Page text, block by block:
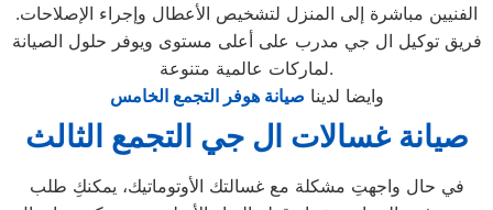
الفنيين مباشرة إلى المنزل لتشخيص الأعطال وإجراء الإصلاحات.
فريق توكيل ال جي مدرب على أعلى مستوى ويوفر حلول الصيانة
لماركات عالمية متنوعة.
وايضا لدينا صيانة هوفر التجمع الخامس
صيانة غسالات ال جي التجمع الثالث
في حال واجهتِ مشكلة مع غسالتك الأوتوماتيك، يمكنكِ طلب